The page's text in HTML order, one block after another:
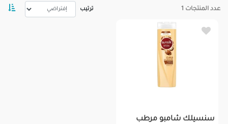
عدد المنتجات 1 ترتيب
سنسيلك شامبو مرطب